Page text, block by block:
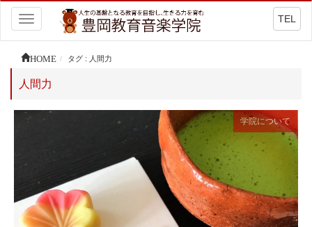
Toggle
navigation
TEL
HOME タグ : 人間力
人間力
学院について